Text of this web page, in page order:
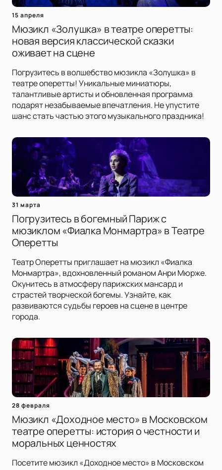
15 апреля
Мюзикл «Золушка» в театре оперетты:
новая версия классической сказки
оживает на сцене
Погрузитесь в волшебство мюзикла «Золушка» в
театре оперетты! Уникальные миниатюры,
талантливые артисты и обновленная программа
подарят незабываемые впечатления. Не упустите
шанс стать частью этого музыкального праздника!
31 марта
Погрузитесь в богемный Париж с
мюзиклом «Фиалка Монмартра» в Театре
Оперетты
Театр Оперетты приглашает на мюзикл «Фиалка
Монмартра», вдохновленный романом Анри Мюрже.
Окунитесь в атмосферу парижских мансард и
страстей творческой богемы. Узнайте, как
развиваются судьбы героев на сцене в центре
города.
28 февраля
Мюзикл «Доходное место» в Московском
театре оперетты: история о честности и
моральных ценностях
Посетите мюзикл «Доходное место» в Московском